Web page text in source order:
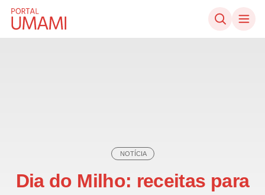
Ir direto ao conteúdo
NOTÍCIA
Dia do Milho: receitas para